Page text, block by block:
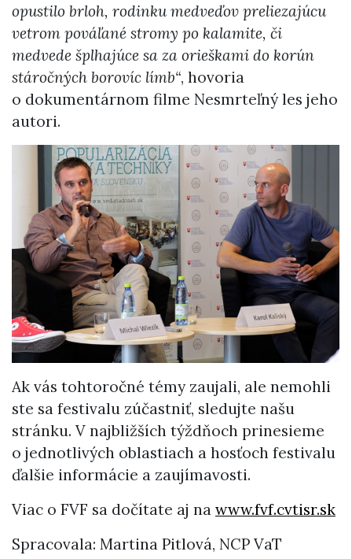
opustilo brloh, rodinku medveďov preliezajúcu
vetrom pováľané stromy po kalamite, či
medvede šplhajúce sa za orieškami do korún
stáročných borovíc límb“, hovoria
o dokumentárnom filme Nesmrteľný les jeho
autori.
Ak vás tohtoročné témy zaujali, ale nemohli
ste sa festivalu zúčastniť, sledujte našu
stránku. V najbližších týždňoch prinesieme
o jednotlivých oblastiach a hosťoch festivalu
ďalšie informácie a zaujímavosti.
Viac o FVF sa dočítate aj na www.fvf.cvtisr.sk
Spracovala: Martina Pitlová, NCP VaT